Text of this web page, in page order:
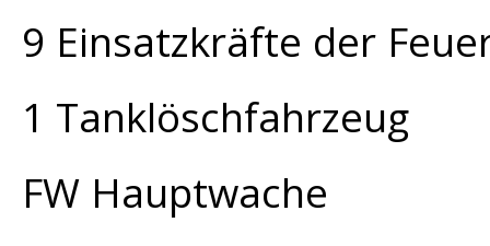
9 Einsatzkräfte der
1 Tanklöschfahrzeug
FW Hauptwache